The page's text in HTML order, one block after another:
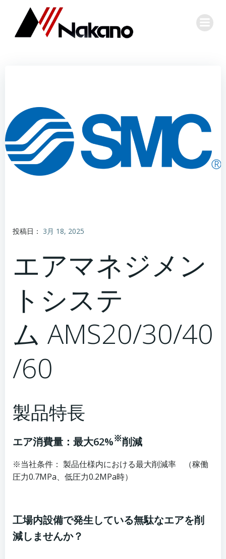
テ
プ
投稿日： 3月 18, 2025
エアマネジメン
トシステ
ム AMS20/30/40
/60
製品特長
エア消費量：最大62%※削減
※当社条件： 製品仕様内における最大削減率 （稼働
圧力0.7MPa、低圧力0.2MPa時）
工場内設備で発生している無駄なエアを削
減しませんか？